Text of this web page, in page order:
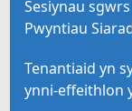
Sesiynau
Pwyntiau
Tenantiaid yn
ynni-effeithlon